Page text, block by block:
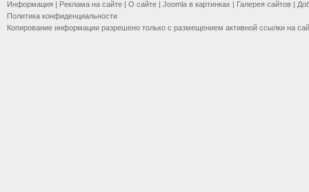
Информация | Реклама на сайте | О сайте | Joomla в картинках | Галерея сайтов |
Политика конфиденциальности
Копирование информации разрешено только с размещением активной ссылки на